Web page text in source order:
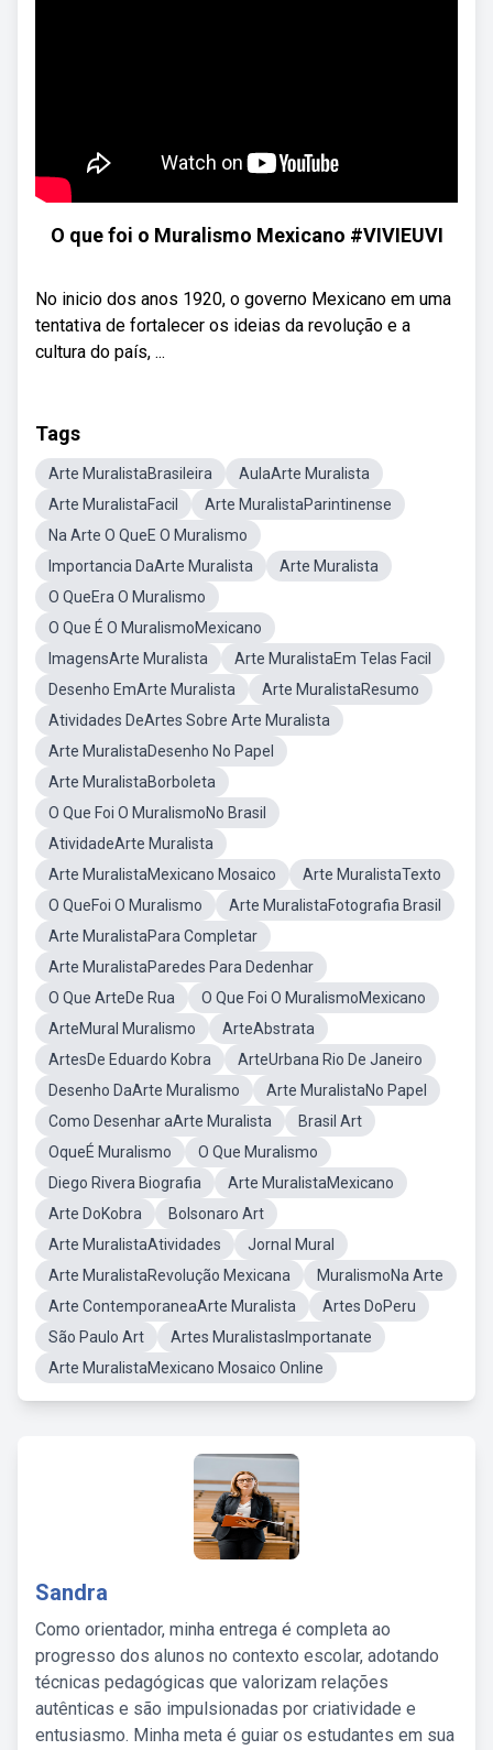
O que foi o Muralismo Mexicano #VIVIEUVI
No inicio dos anos 1920, o governo Mexicano em uma
tentativa de fortalecer os ideias da revolução e a
cultura do país, ...
Tags
Arte MuralistaBrasileira
AulaArte Muralista
Arte MuralistaFacil
Arte MuralistaParintinense
Na Arte O QueE O Muralismo
Importancia DaArte Muralista
Arte Muralista
O QueEra O Muralismo
O Que É O MuralismoMexicano
ImagensArte Muralista
Arte MuralistaEm Telas Facil
Desenho EmArte Muralista
Arte MuralistaResumo
Atividades DeArtes Sobre Arte Muralista
Arte MuralistaDesenho No Papel
Arte MuralistaBorboleta
O Que Foi O MuralismoNo Brasil
AtividadeArte Muralista
Arte MuralistaMexicano Mosaico
Arte MuralistaTexto
O QueFoi O Muralismo
Arte MuralistaFotografia Brasil
Arte MuralistaPara Completar
Arte MuralistaParedes Para Dedenhar
O Que ArteDe Rua
O Que Foi O MuralismoMexicano
ArteMural Muralismo
ArteAbstrata
ArtesDe Eduardo Kobra
ArteUrbana Rio De Janeiro
Desenho DaArte Muralismo
Arte MuralistaNo Papel
Como Desenhar aArte Muralista
Brasil Art
OqueÉ Muralismo
O Que Muralismo
Diego Rivera Biografia
Arte MuralistaMexicano
Arte DoKobra
Bolsonaro Art
Arte MuralistaAtividades
Jornal Mural
Arte MuralistaRevolução Mexicana
MuralismoNa Arte
Arte ContemporaneaArte Muralista
Artes DoPeru
São Paulo Art
Artes MuralistasImportanate
Arte MuralistaMexicano Mosaico Online
Sandra
Como orientador, minha entrega é completa ao
progresso dos alunos no contexto escolar, adotando
técnicas pedagógicas que valorizam relações
autênticas e são impulsionadas por criatividade e
entusiasmo. Minha meta é guiar os estudantes em sua